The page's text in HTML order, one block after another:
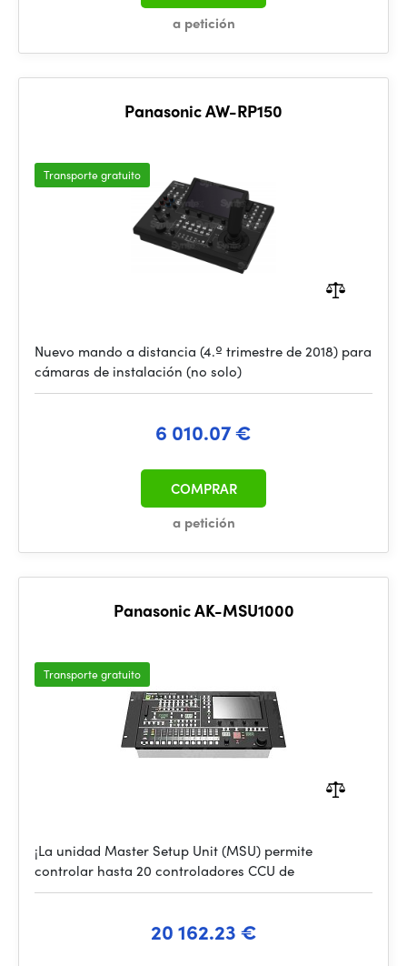
a petición
Panasonic AW-RP150
Transporte gratuito
Nuevo mando a distancia (4.º trimestre de 2018) para
cámaras de instalación (no solo)
6 010.07 €
a petición
COMPRAR
Panasonic AK-MSU1000
Transporte gratuito
¡La unidad Master Setup Unit (MSU) permite
controlar hasta 20 controladores CCU de
20 162.23 €